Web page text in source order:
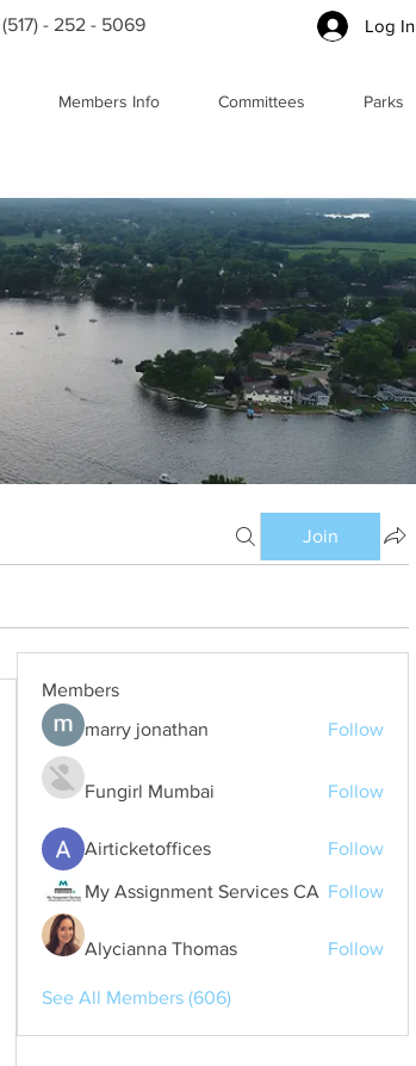
(517) - 252 - 5069 Log In
Members Info Committees Parks
Join
Members
marry jonathan
Follow
Fungirl Mumbai Follow
Airticketoffices Follow
My Assignment Services CA Follow
Alycianna Thomas Follow
See All Members (606)